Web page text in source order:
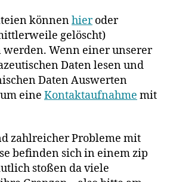
könnenhieroder
gelöscht)
Wenn einer unserer
Daten lesen und
Daten Auswerten
eine Kontaktaufnahme mit
zahlreicher Probleme mit
befinden sich in einem zip
stoßen da viele